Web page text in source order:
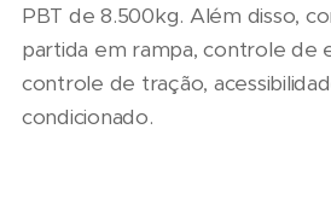
PBT de 8.500kg. Além disso,
partida em rampa, controle de
controle de tração,
condicionado.